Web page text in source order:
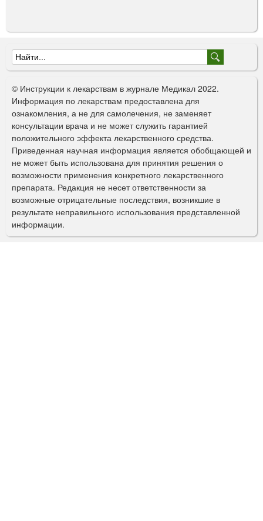
Ф
о
р
м
а
п
о
и
с
к
© Инструкции к лекарствам в журнале Медикал 2022.
Информация по лекарствам предоставлена для
ознакомления, а не для самолечения, не заменяет
консультации врача и не может служить гарантией
положительного эффекта лекарственного средства.
Приведенная научная информация является обобщающей и
не может быть использована для принятия решения о
возможности применения конкретного лекарственного
препарата. Редакция не несет ответственности за
возможные отрицательные последствия, возникшие в
результате неправильного использования представленной
информации.